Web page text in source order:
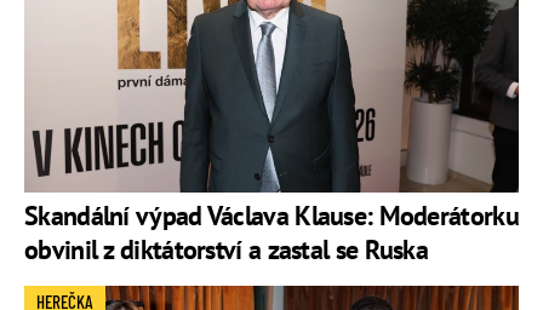
Skandální výpad Václava Klause: Moderátorku
obvinil z diktátorství a zastal se Ruska
HEREČKA